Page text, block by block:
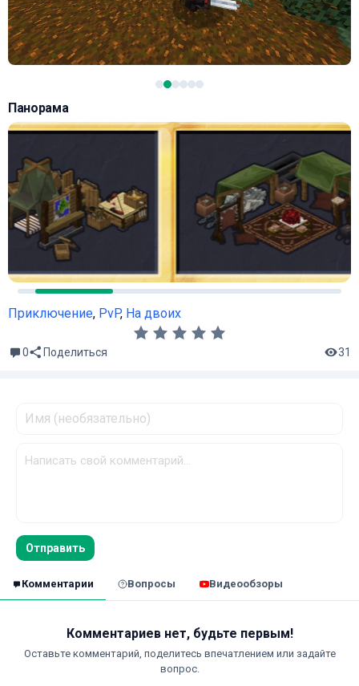
Панорама
Приключение, PvP, На двоих
0 Поделиться 31
Отправить
Комментарии Вопросы Видеообзоры
Комментариев нет, будьте первым!
Оставьте комментарий, поделитесь впечатлением или задайте
вопрос.